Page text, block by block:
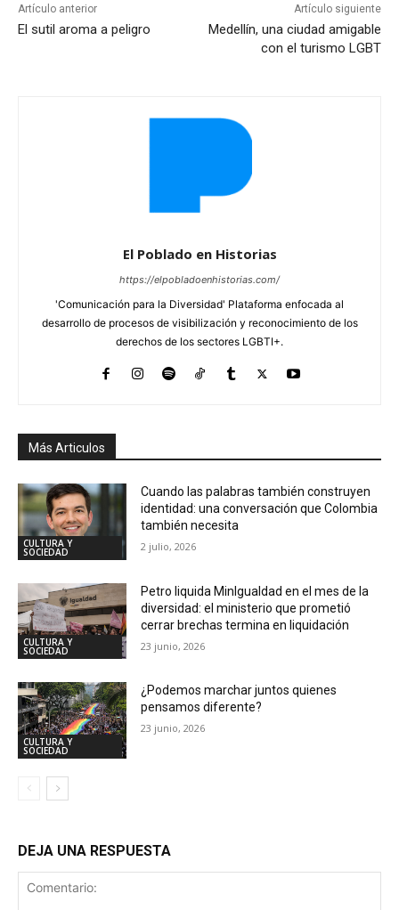
Artículo anterior
El sutil aroma a peligro
Artículo siguiente
Medellín, una ciudad amigable
con el turismo LGBT
El Poblado en Historias
https://elpobladoenhistorias.com/
'Comunicación para la Diversidad' Plataforma enfocada al
desarrollo de procesos de visibilización y reconocimiento de los
derechos de los sectores LGBTI+.
Más Articulos
CULTURA Y
SOCIEDAD
Cuando las palabras también construyen
identidad: una conversación que Colombia
también necesita
2 julio, 2026
CULTURA Y
SOCIEDAD
Petro liquida MinIgualdad en el mes de la
diversidad: el ministerio que prometió
cerrar brechas termina en liquidación
23 junio, 2026
CULTURA Y
SOCIEDAD
¿Podemos marchar juntos quienes
pensamos diferente?
23 junio, 2026
DEJA UNA RESPUESTA